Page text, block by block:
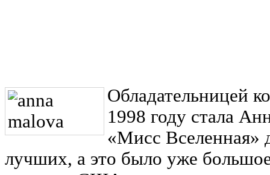
Обладательницей
1998 году стала
«Мисс Вселенная»
лучших, а это было уже